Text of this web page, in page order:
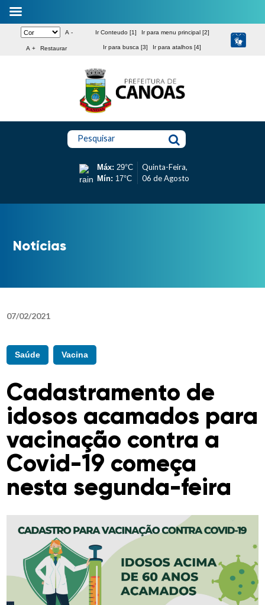
A -
A + Restaurar
Ir Conteudo [1] Ir para menu principal [2]
Ir para busca [3] Ir para atalhos [4]
Pesquisar
Máx: 29°C
Mín: 17°C
Quinta-Feira,
06 de Agosto
Notícias
07/02/2021
Saúde Vacina
Cadastramento de
idosos acamados para
vacinação contra a
Covid-19 começa
nesta segunda-feira